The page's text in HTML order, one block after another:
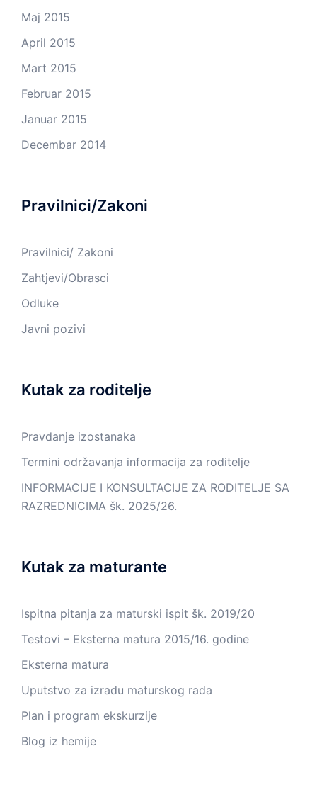
Maj 2015
April 2015
Mart 2015
Februar 2015
Januar 2015
Decembar 2014
Pravilnici/Zakoni
Pravilnici/ Zakoni
Zahtjevi/Obrasci
Odluke
Javni pozivi
Kutak za roditelje
Pravdanje izostanaka
Termini održavanja informacija za roditelje
INFORMACIJE I KONSULTACIJE ZA RODITELJE SA
RAZREDNICIMA šk. 2025/26.
Kutak za maturante
Ispitna pitanja za maturski ispit šk. 2019/20
Testovi – Eksterna matura 2015/16. godine
Eksterna matura
Uputstvo za izradu maturskog rada
Plan i program ekskurzije
Blog iz hemije